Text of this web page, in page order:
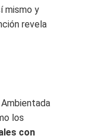
mismo y
revela
los
con